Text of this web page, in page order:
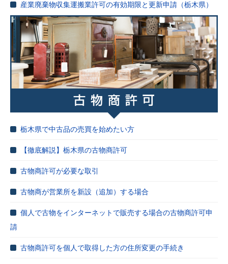
産業廃棄物収集運搬業許可の有効期限と更新申請（栃木県）
栃木県で中古品の売買を始めたい方
【徹底解説】栃木県の古物商許可
古物商許可が必要な取引
古物商が営業所を新設（追加）する場合
個人で古物をインターネットで販売する場合の古物商許可申
請
古物商許可を個人で取得した方の住所変更の手続き